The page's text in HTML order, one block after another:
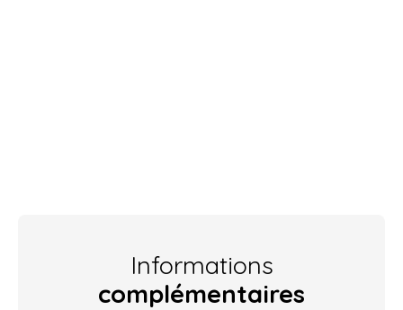
Informations
complémentaires